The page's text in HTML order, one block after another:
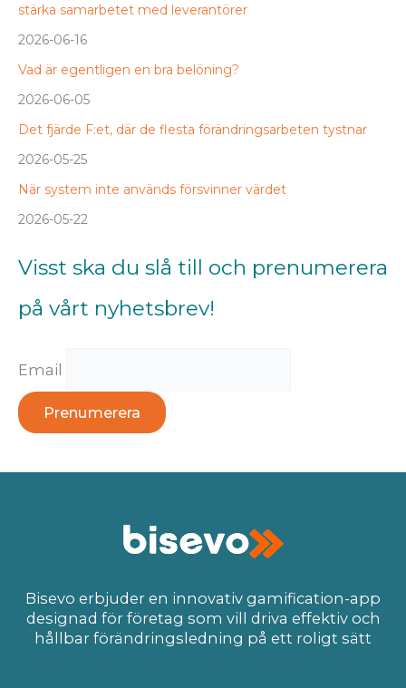
stärka samarbetet med leverantörer
2026-06-16
Vad är egentligen en bra belöning?
2026-06-05
Det fjärde F:et, där de flesta förändringsarbeten tystnar
2026-05-25
När system inte används försvinner värdet
2026-05-22
Visst ska du slå till och prenumerera
på vårt nyhetsbrev!
Email
Bisevo erbjuder en innovativ gamification-app
designad för företag som vill driva effektiv och
hållbar förändringsledning på ett roligt sätt